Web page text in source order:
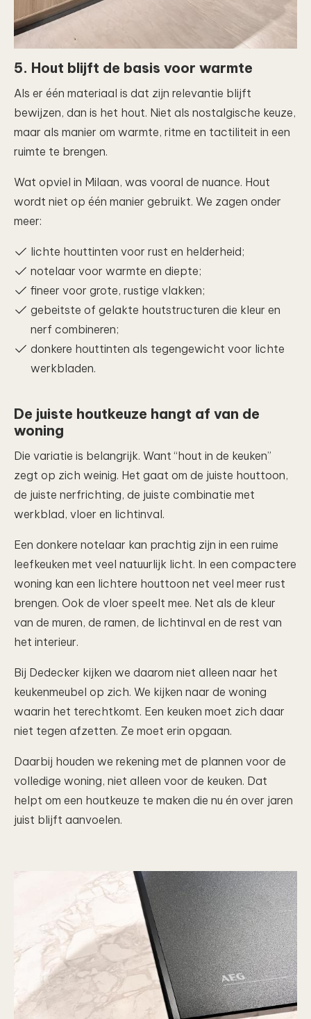
5. Hout blijft de basis voor warmte
Als er één materiaal is dat zijn relevantie blijft
bewijzen, dan is het hout. Niet als nostalgische keuze,
maar als manier om warmte, ritme en tactiliteit in een
ruimte te brengen.
Wat opviel in Milaan, was vooral de nuance. Hout
wordt niet op één manier gebruikt. We zagen onder
meer:
lichte houttinten voor rust en helderheid;
notelaar voor warmte en diepte;
fineer voor grote, rustige vlakken;
gebeitste of gelakte houtstructuren die kleur en
nerf combineren;
donkere houttinten als tegengewicht voor lichte
werkbladen.
De juiste houtkeuze hangt af van de
woning
Die variatie is belangrijk. Want “hout in de keuken”
zegt op zich weinig. Het gaat om de juiste houttoon,
de juiste nerfrichting, de juiste combinatie met
werkblad, vloer en lichtinval.
Een donkere notelaar kan prachtig zijn in een ruime
leefkeuken met veel natuurlijk licht. In een compactere
woning kan een lichtere houttoon net veel meer rust
brengen. Ook de vloer speelt mee. Net als de kleur
van de muren, de ramen, de lichtinval en de rest van
het interieur.
Bij Dedecker kijken we daarom niet alleen naar het
keukenmeubel op zich. We kijken naar de woning
waarin het terechtkomt. Een keuken moet zich daar
niet tegen afzetten. Ze moet erin opgaan.
Daarbij houden we rekening met de plannen voor de
volledige woning, niet alleen voor de keuken. Dat
helpt om een houtkeuze te maken die nu én over jaren
juist blijft aanvoelen.